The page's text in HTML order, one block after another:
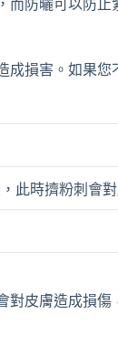
而防曬可以防
成損害。如果
此時擠粉刺會
對皮膚造成損